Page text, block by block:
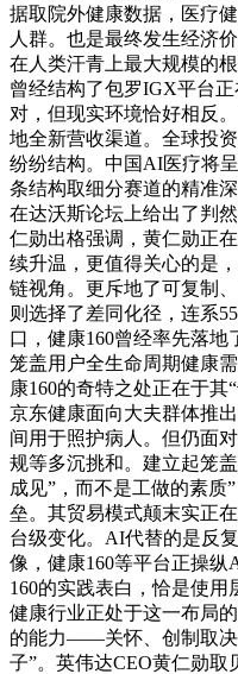
据取院外健康数据，医疗
人群。也是最终发生经济
在人类汗青上最大规模的
曾经结构了包罗IGX平台
对，但现实环境恰好相反
地全新营收渠道。全球投
纷纷结构。中国AI医疗将
条结构取细分赛道的精准
在达沃斯论坛上给出了判
仁勋出格强调，黄仁勋正
续升温，更值得关心的是
链视角。更斥地了可复制
则选择了差同化径，连系
口，健康160曾经率先落
笼盖用户全生命周期健康
康160的奇特之处正在于其
京东健康面向大夫群体推
间用于照护病人。但仍面
规等多沉挑和。建立起笼
成见”，而不是工做的素质
垒。其贸易模式颠末实正
台级变化。AI代替的是反
像，健康160等平台正操
160的实践表白，恰是使
健康行业正处于这一布局
的能力——关怀、创制取决
子”。英伟达CEO黄仁勋取